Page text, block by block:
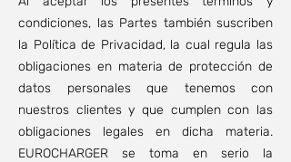
condiciones, las Partes también suscriben
la Política de Privacidad, la cual regula las
obligaciones en materia de protección de
datos personales que tenemos con
nuestros clientes y que cumplen con las
obligaciones legales en dicha materia.
EUROCHARGER se toma en serio la